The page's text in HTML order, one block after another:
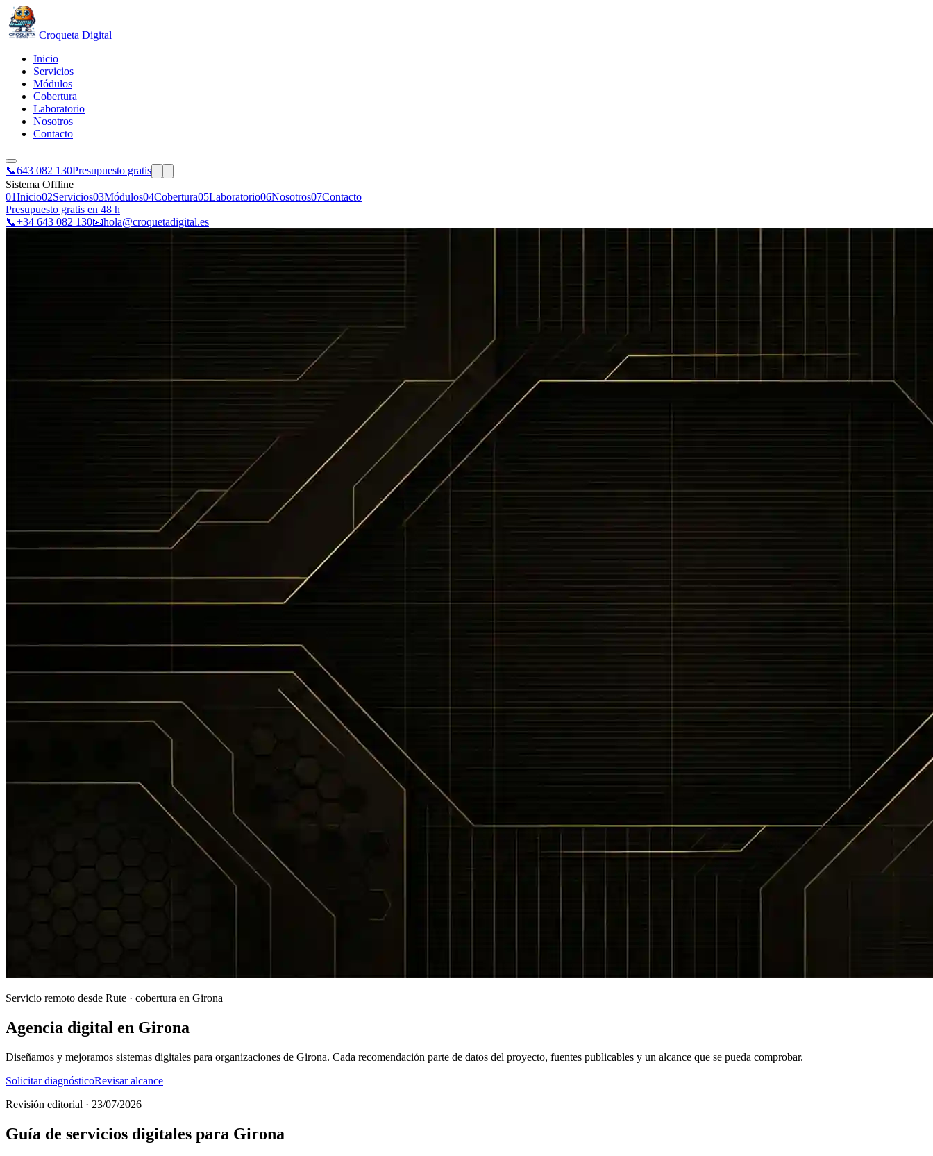
Croqueta Digital
Inicio
Servicios
Módulos
Cobertura
Laboratorio
Nosotros
Contacto
📞643 082 130Presupuesto gratis
Sistema Offline
01Inicio02Servicios03Módulos04Cobertura05Laboratorio06Nosotros07Contacto
Presupuesto gratis en 48 h
📞+34 643 082 130📧hola@croquetadigital.es
Servicio remoto desde Rute · cobertura en Girona
Agencia digital en Girona
Diseñamos y mejoramos sistemas digitales para organizaciones de Girona. Cada recomendación parte de datos del proyecto, fuentes publicables y un alcance que se pueda comprobar.
Solicitar diagnósticoRevisar alcance
Revisión editorial · 23/07/2026
Guía de servicios digitales para Girona